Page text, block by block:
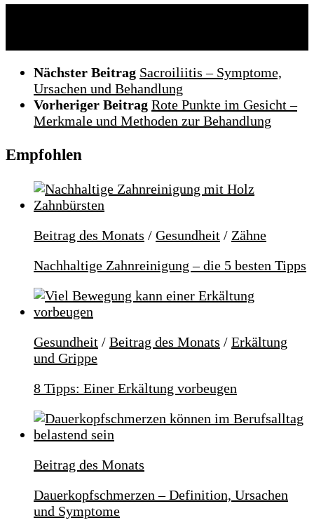
Nächster Beitrag Sacroiliitis – Symptome,
Ursachen und Behandlung
Vorheriger Beitrag Rote Punkte im Gesicht –
Merkmale und Methoden zur Behandlung
Empfohlen
Beitrag des Monats / Gesundheit / Zähne
Nachhaltige Zahnreinigung – die 5 besten Tipps
Gesundheit / Beitrag des Monats / Erkältung
und Grippe
8 Tipps: Einer Erkältung vorbeugen
Beitrag des Monats
Dauerkopfschmerzen – Definition, Ursachen
und Symptome